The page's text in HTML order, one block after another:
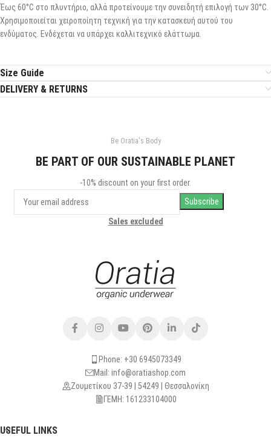
Έως 60°C στο πλυντήριο, αλλά προτείνουμε την συνειδητή επιλογή των 30°C.
Χρησιμοποιείται χειροποίητη τεχνική για την κατασκευή αυτού του
ενδύματος. Ενδέχεται να υπάρχει καλλιτεχνικό ελάττωμα.
Size Guide
DELIVERY & RETURNS
Be Oratia's Body
BE PART OF OUR SUSTAINABLE PLANET
-10% discount on your first order.
Sales excluded
Phone: +30 6945073349
Mail: info@oratiashop.com
Ζουμετίκου 37-39 | 54249 | Θεσσαλονίκη
ΓΕΜΗ: 161233104000
USEFUL LINKS